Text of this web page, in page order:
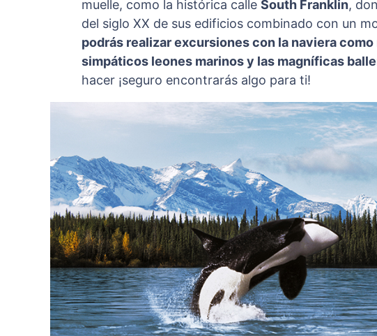
muelle, como la histórica calle South Franklin,
del siglo XX de sus edificios combinado con un
podrás realizar excursiones con la naviera
simpáticos leones marinos y las magníficas
hacer ¡seguro encontrarás algo para ti!